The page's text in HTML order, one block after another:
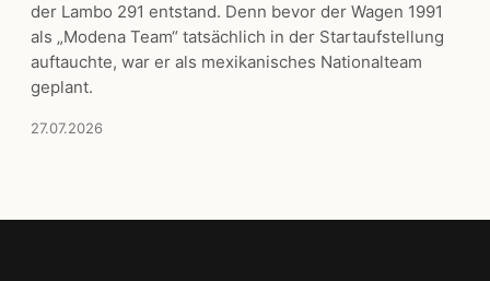
der Lambo 291 entstand. Denn bevor der Wagen 1991
als „Modena Team“ tatsächlich in der Startaufstellung
auftauchte, war er als mexikanisches Nationalteam
geplant.
27.07.2026